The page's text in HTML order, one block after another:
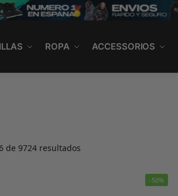
ROPA ACCESSORIOS
de 9724 resultados
-50%